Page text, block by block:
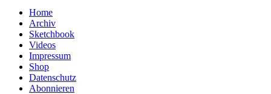
Home
Archiv
Sketchbook
Videos
Impressum
Shop
Datenschutz
Abonnieren